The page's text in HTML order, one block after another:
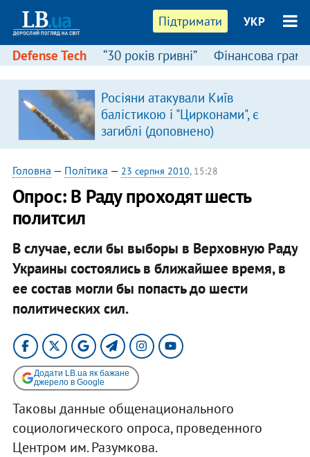
Підтримати УКР
Defense Tech “30 років гривні” Фінансова
Росіяни атакували Київ
балістикою і "Цирконами", є
загиблі (доповнено)
Головна — Політика — 23 серпня 2010, 15:28
Опрос: В Раду проходят шесть
политсил
В случае, если бы выборы в Верховную Раду
Украины состоялись в ближайшее время, в
ее состав могли бы попасть до шести
политических сил. ​
Додати LB.ua як бажане
джерело в Google
Таковы данные общенационального
социологического опроса, проведенного
Центром им. Разумкова.